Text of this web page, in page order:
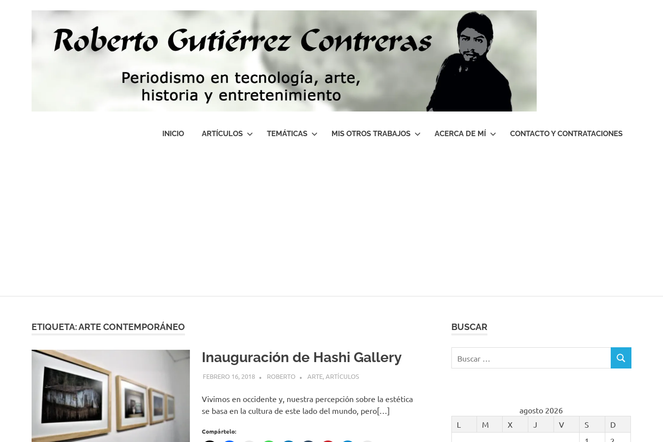
contenido
INICIO ARTÍCULOS TEMÁTICAS MIS OTROS TRABAJOS ACERCA DE MÍ CONTACTO Y CONTRATACIONES
ETIQUETA:ARTE CONTEMPORÁNEO
Inauguración de Hashi Gallery
FEBRERO 16, 2018 ROBERTO ARTE,ARTÍCULOS
Vivimos en occidente y, nuestra percepción sobre la estética
se basa en la cultura de este lado del mundo, pero[…]
Compártelo:
BUSCAR
BUSCAR
agosto 2026
L
M X J V S
D